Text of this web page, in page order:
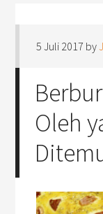
5 Juli 2017 by
Oleh